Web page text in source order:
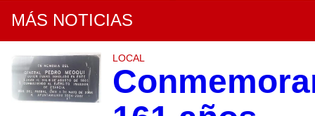
MÁS NOTICIAS
LOCAL